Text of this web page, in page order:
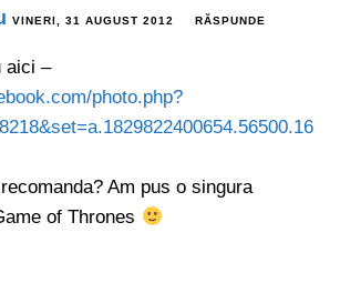
VINERI, 31 AUGUST 2012 RĂSPUNDE
aici –
photo.php?
Am pus o singura
of Thrones